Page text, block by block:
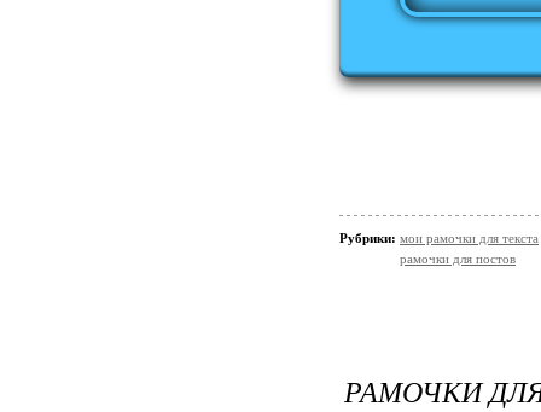
Рубрики: мои рамочки для текста
рамочки для постов
РАМОЧКИ